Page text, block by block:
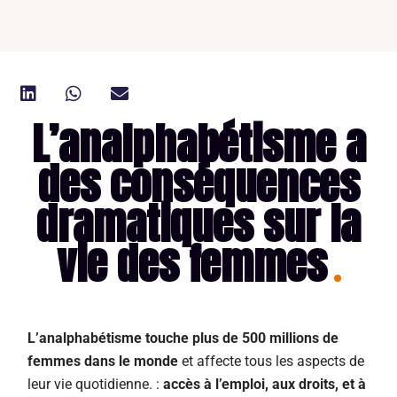
L’analphabétisme a
des conséquences
dramatiques sur la
vie des femmes
L’analphabétisme touche plus de 500 millions de
femmes dans le monde et affecte tous les aspects de
leur vie quotidienne. : accès à l’emploi, aux droits, et à